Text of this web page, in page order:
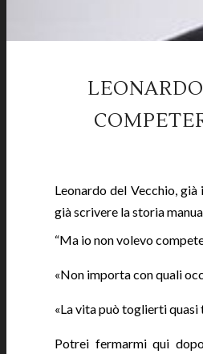
Leonardo del Vecchio,
già scrivere la storia
“Ma io non volevo
«Non importa con quali
«La vita può toglierti
Potrei fermarmi qui